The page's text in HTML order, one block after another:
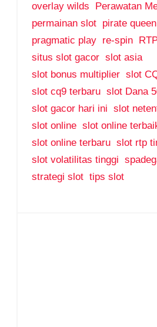
overlay wilds
Perawatan
permainan slot pirate
pragmatic play re-spin
situs slot gacor slot asia
slot bonus multiplier slot
slot cq9 terbaru slot Dana
slot gacor hari ini slot
slot online slot online
slot online terbaru slot rtp
slot volatilitas tinggi
strategi slot tips slot